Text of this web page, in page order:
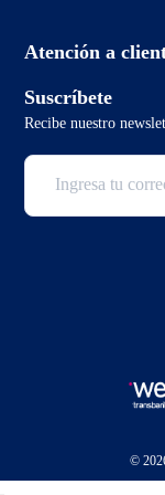
Términos y
Atención a
Lunes a domingo
2 3321 6799
Suscríbete
Recibe nuestro
©